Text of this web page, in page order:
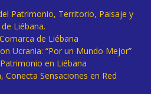
Patrimonio, Territorio, Paisaje y
Liébana.
de Liébana
Ucrania: “Por un Mundo Mejor”
en Liébana
Conecta Sensaciones en Red